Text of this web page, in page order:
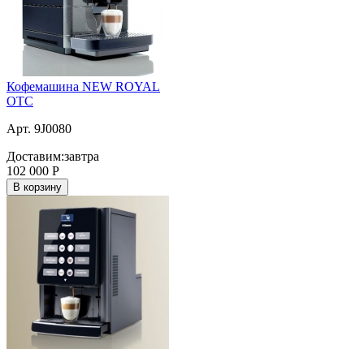
Кофемашина NEW ROYAL
OTC
Арт. 9J0080
Доставим:завтра
102 000 Р
В корзину